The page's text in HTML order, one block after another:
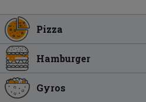
Pizza
Hamburger
Gyros